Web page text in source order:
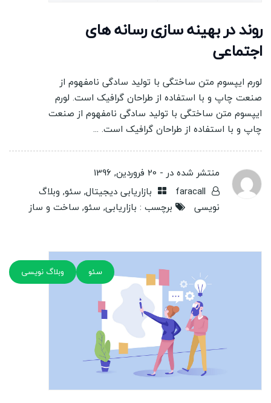
روند در بهینه سازی رسانه های
اجتماعی
لورم ایپسوم متن ساختگی با تولید سادگی نامفهوم از
صنعت چاپ و با استفاده از طراحان گرافیک است. لورم
ایپسوم متن ساختگی با تولید سادگی نامفهوم از صنعت
چاپ و با استفاده از طراحان گرافیک است. ...
منتشر شده در - 20 فروردین, 1396
faracall
بازاریابی دیجیتال, سئو, وبلاگ
نویسی
برچسب : بازاریابی, سئو, ساخت و ساز
سئو وبلاگ نویسی